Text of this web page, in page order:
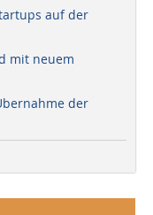
auf der
mit neuem
der